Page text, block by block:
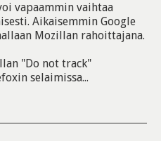
vapaammin vaihtaa
Aikaisemmin Google
Mozillan rahoittajana.
"Do not track"
selaimissa...